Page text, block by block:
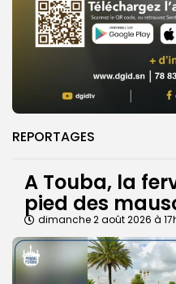
REPORTAGES
A Touba, la
pied des
dimanche 2 août 2026 à